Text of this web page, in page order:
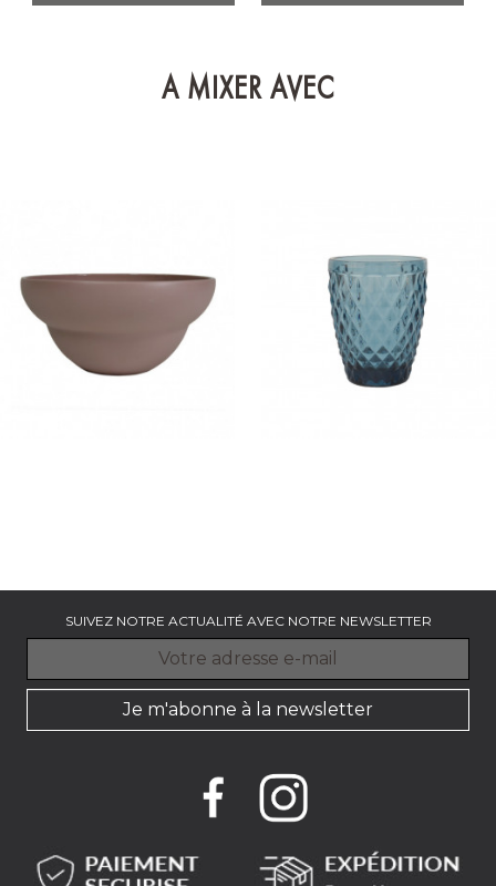
A MIXER AVEC
SUIVEZ NOTRE ACTUALITÉ AVEC NOTRE NEWSLETTER
Je m'abonne à la newsletter